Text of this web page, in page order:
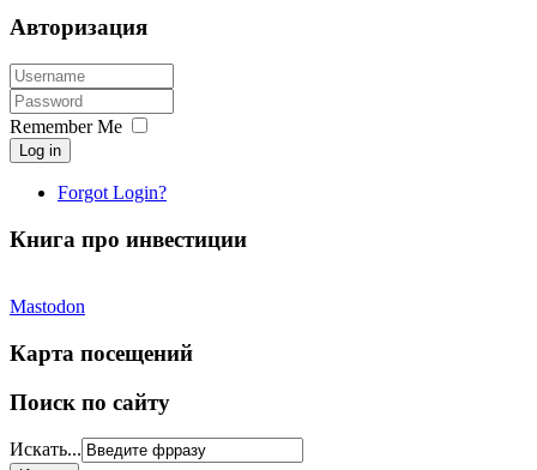
Авторизация
Remember Me
Log in
Forgot Login?
Книга про инвестиции
Mastodon
Карта посещений
Поиск по сайту
Искать...